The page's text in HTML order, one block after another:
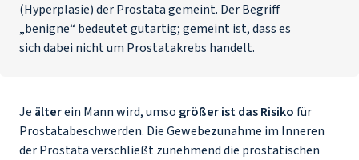
(Hyperplasie) der Prostata gemeint. Der Begriff
„benigne“ bedeutet gutartig; gemeint ist, dass es
sich dabei nicht um Prostatakrebs handelt.
Je älterein Mann wird, umso größer ist das Risikofür
Prostatabeschwerden. Die Gewebezunahme im Inneren
der Prostata verschließt zunehmend die prostatischen